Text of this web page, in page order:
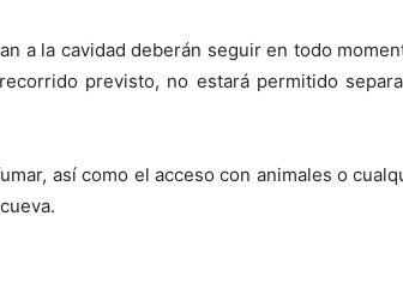
a la cavidad deberán seguir en todo
previsto, no estará permitido
así como el acceso con animales o